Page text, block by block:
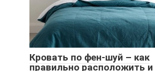
Кровать по фен-шуй – как
правильно расположить